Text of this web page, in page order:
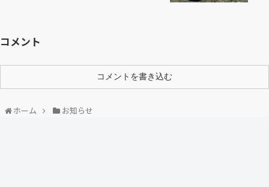
コメント
コメントを書き込む
ホーム お知らせ